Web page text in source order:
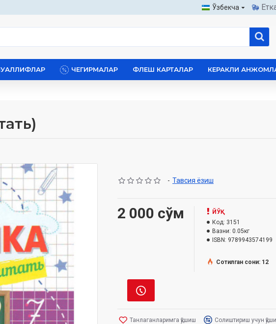
Ўзбекча
ЧЕГИРМАЛАР ФЛЕШ КАРТАЛАР КЕРАКЛИ
- Тавсия ёзиш
2 000 сўм
ЙЎҚ
Код: 3151
Вазни: 0.05кг
ISBN: 9789943574199
Сотилган сони: 12
Танлаганларимга қўшиш Солиштириш учун